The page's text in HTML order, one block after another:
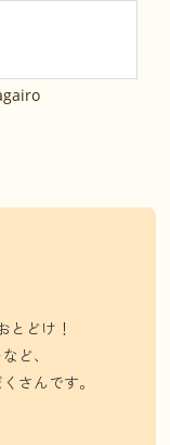
とどけ！
ど、
さんです。